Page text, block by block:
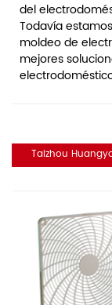
del
Todavía
moldeo de
mejores
Taizhou